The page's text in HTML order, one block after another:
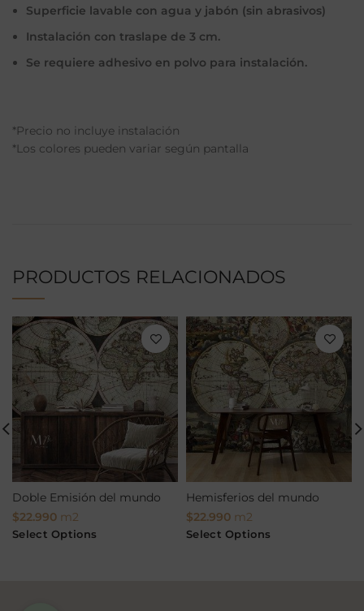
Superficie lavable con agua y jabón (sin abrasivos)
Instalación con traslape de 3 cm.
Se requiere adhesivo en polvo para instalación.
*Precio no incluye instalación
*Los colores pueden variar según pantalla
PRODUCTOS RELACIONADOS
Doble Emisión del mundo
$22.990 m2
Select Options
Hemisferios del mundo
$22.990 m2
Select Options